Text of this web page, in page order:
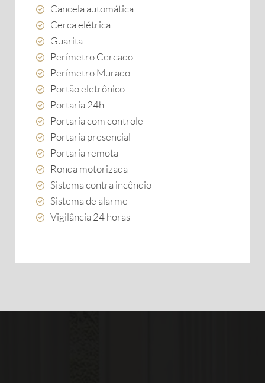
Cancela automática
Cerca elétrica
Guarita
Perímetro Cercado
Perímetro Murado
Portão eletrônico
Portaria 24h
Portaria com controle
Portaria presencial
Portaria remota
Ronda motorizada
Sistema contra incêndio
Sistema de alarme
Vigilância 24 horas